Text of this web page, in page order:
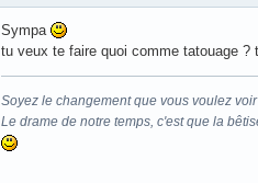
Sympa
tu veux te faire quoi comme tatouage ?
Soyez le changement que vous voulez
Le drame de notre temps, c'est que la